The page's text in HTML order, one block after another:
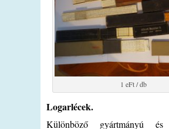
1 eFt / db
Logarlécek.
Különböző gyártmányú és